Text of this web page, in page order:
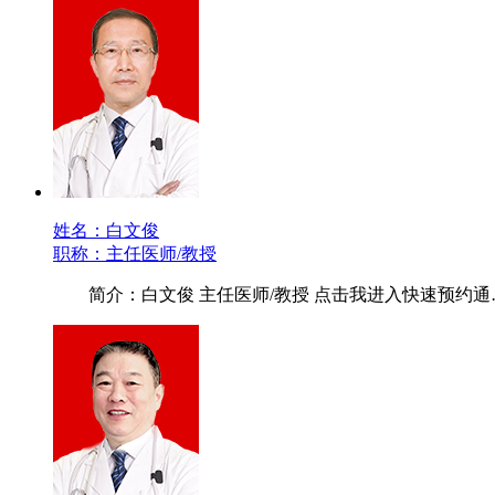
姓名：白文俊
职称：主任医师/教授
简介：白文俊 主任医师/教授 点击我进入快速预约